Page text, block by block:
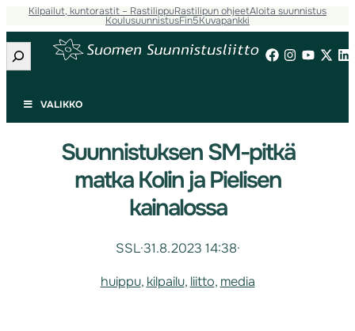
Kilpailut, kuntorastit – RastilippuRastilipun ohjeetAloita suunnistus
KoulusuunnistusFin5Kuvapankki
Etsi
VALIKKO
Suunnistuksen SM-pitkä
matka Kolin ja Pielisen
kainalossa
SSL·31.8.2023 14:38·
huippu, kilpailu, liitto, media